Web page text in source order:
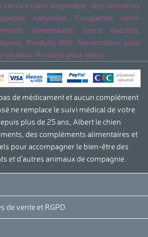
service client disponible. Nos domaines
naturelles, Croquettes semi-
alimentaires, Soins naturels,
Produits BIO, Alimentation pour
oiseaux, Produits pour lapins.
de médicament et aucun complément
ne remplace le suivi médical de votre
plus de 25 ans, Albert le chien
des compléments alimentaires et
pour accompagner le bien-être des
et d'autres animaux de compagnie.
de vente et RGPD